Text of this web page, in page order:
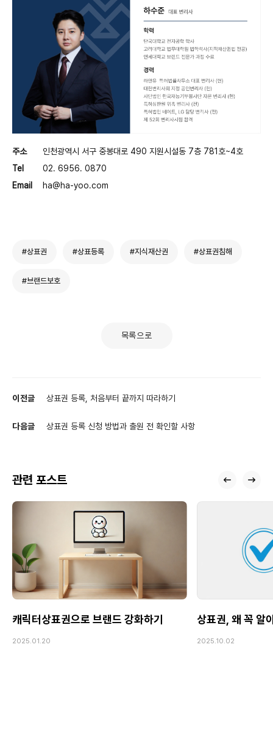
주소
인천광역시 서구 중봉대로 490 지원시설동 7층 781호~4호
Tel
02. 6956. 0870
Email
ha@ha-yoo.com
#상표권 #상표등록 #지식재산권 #상표권침해
#브랜드보호
목록으로
이전글 상표권 등록, 처음부터 끝까지 따라하기
다음글 상표권 등록 신청 방법과 출원 전 확인할 사항
관련 포스트
캐릭터상표권으로 브랜드 강화하기
2025.01.20
상표권, 왜 꼭 알
2025.10.02